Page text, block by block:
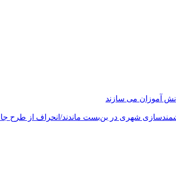
در بن‌بست ماندند/انحراف از طرح جامع ۱۳۸۶ به کشور